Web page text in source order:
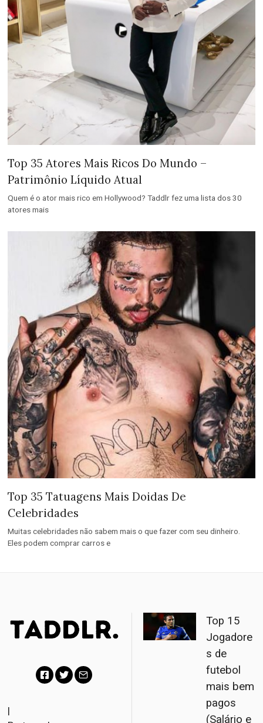
Top 35 Atores Mais Ricos Do Mundo –
Patrimônio Líquido Atual
Quem é o ator mais rico em Hollywood? Taddlr fez uma lista dos 30
atores mais
Top 35 Tatuagens Mais Doidas De
Celebridades
Muitas celebridades não sabem mais o que fazer com seu dinheiro.
Eles podem comprar carros e
|
Top 15
Jogadore
s de
futebol
mais bem
pagos
(Salário e